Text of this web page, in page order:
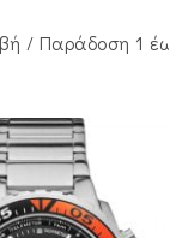
/ Παράδoση 1